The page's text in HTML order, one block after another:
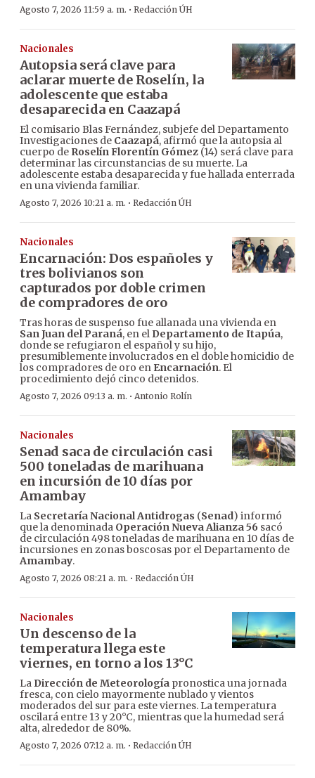
Agosto 7, 2026 11:59 a. m. · Redacción ÚH
Nacionales
Autopsia será clave para
aclarar muerte de Roselín, la
adolescente que estaba
desaparecida en Caazapá
El comisario Blas Fernández, subjefe del Departamento
Investigaciones de Caazapá, afirmó que la autopsia al
cuerpo de Roselín Florentín Gómez (14) será clave para
determinar las circunstancias de su muerte. La
adolescente estaba desaparecida y fue hallada enterrada
en una vivienda familiar.
Agosto 7, 2026 10:21 a. m. · Redacción ÚH
Nacionales
Encarnación: Dos españoles y
tres bolivianos son
capturados por doble crimen
de compradores de oro
Tras horas de suspenso fue allanada una vivienda en
San Juan del Paraná, en el Departamento de Itapúa,
donde se refugiaron el español y su hijo,
presumiblemente involucrados en el doble homicidio de
los compradores de oro en Encarnación. El
procedimiento dejó cinco detenidos.
Agosto 7, 2026 09:13 a. m. · Antonio Rolín
Nacionales
Senad saca de circulación casi
500 toneladas de marihuana
en incursión de 10 días por
Amambay
La Secretaría Nacional Antidrogas (Senad) informó
que la denominada Operación Nueva Alianza 56 sacó
de circulación 498 toneladas de marihuana en 10 días de
incursiones en zonas boscosas por el Departamento de
Amambay.
Agosto 7, 2026 08:21 a. m. · Redacción ÚH
Nacionales
Un descenso de la
temperatura llega este
viernes, en torno a los 13°C
La Dirección de Meteorología pronostica una jornada
fresca, con cielo mayormente nublado y vientos
moderados del sur para este viernes. La temperatura
oscilará entre 13 y 20°C, mientras que la humedad será
alta, alrededor de 80%.
Agosto 7, 2026 07:12 a. m. · Redacción ÚH